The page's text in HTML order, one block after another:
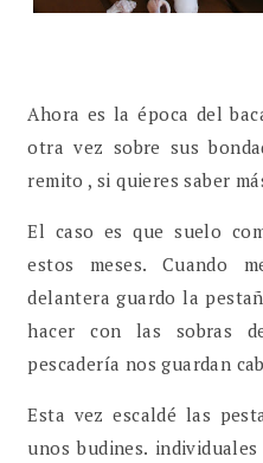
Ahora es la época del
otra vez sobre sus
remito , si quieres saber
El caso es que suelo
estos meses. Cuando
delantera guardo la
hacer con las sobras
pescadería nos guardan
Esta vez escaldé las
unos budines.